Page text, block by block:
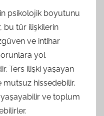
psikolojik boyutunu
bu tür ilişkilerin
ve intihar
yol
Ters ilişki yaşayan
mutsuz hissedebilir,
ve toplum